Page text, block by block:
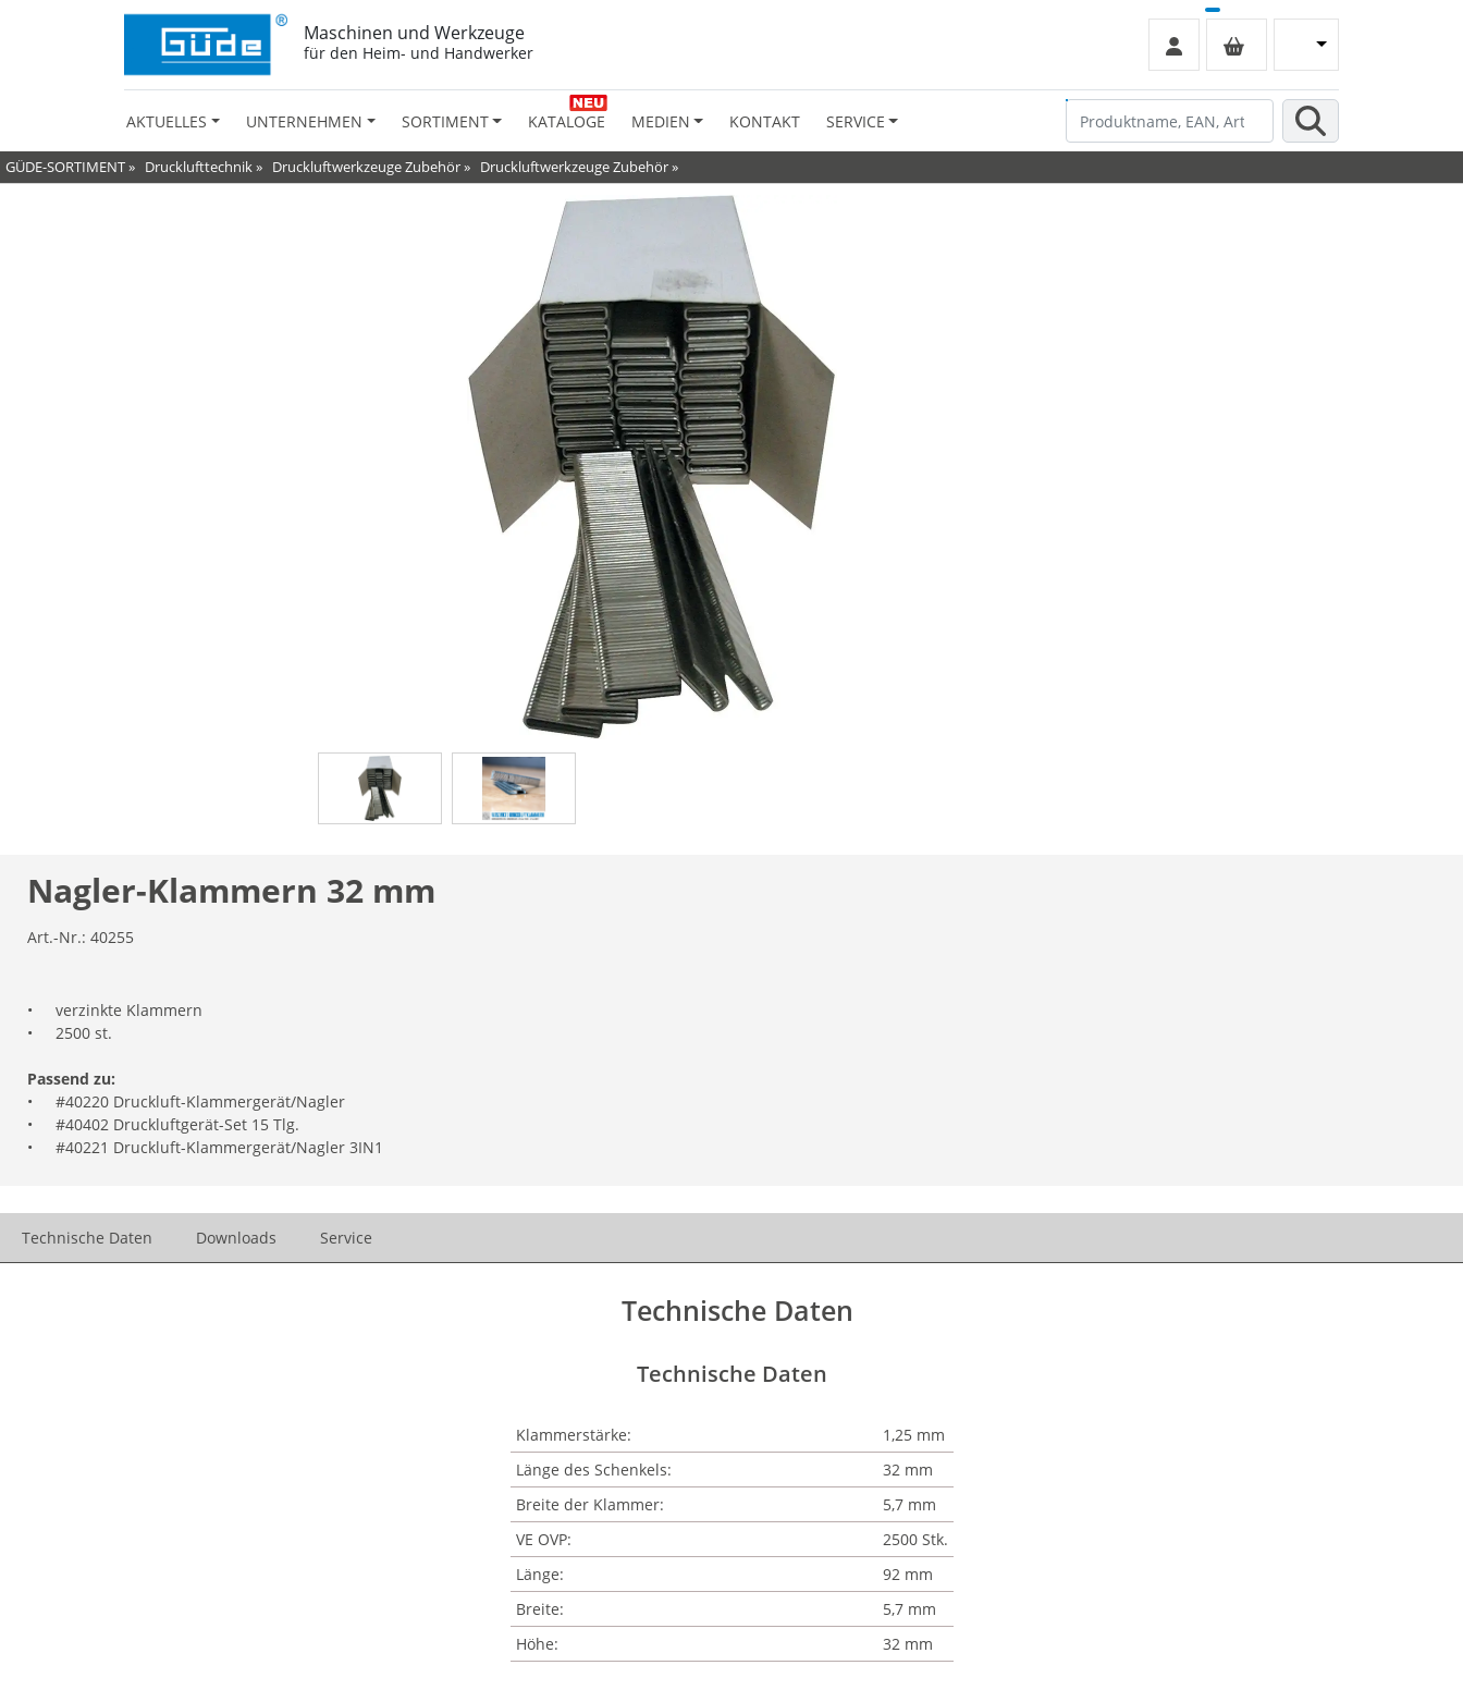
Maschinen und Werkzeuge
für den Heim- und Handwerker
AKTUELLES UNTERNEHMEN SORTIMENT KATALOGE MEDIEN KONTAKT SERVICE
GÜDE-SORTIMENT» Drucklufttechnik» Druckluftwerkzeuge Zubehör» Druckluftwerkzeuge Zubehör»
Nagler-Klammern 32 mm
Art.-Nr.: 40255
•
verzinkte Klammern
•
2500 st.
Passend zu:
•
#40220 Druckluft-Klammergerät/Nagler
•
#40402 Druckluftgerät-Set 15 Tlg.
•
#40221 Druckluft-Klammergerät/Nagler 3IN1
Technische Daten Downloads Service
Technische Daten
Technische Daten
Klammerstärke:
1,25 mm
Länge des Schenkels:
32 mm
Breite der Klammer:
5,7 mm
VE OVP:
2500 Stk.
Länge:
92 mm
Breite:
5,7 mm
Höhe:
32 mm